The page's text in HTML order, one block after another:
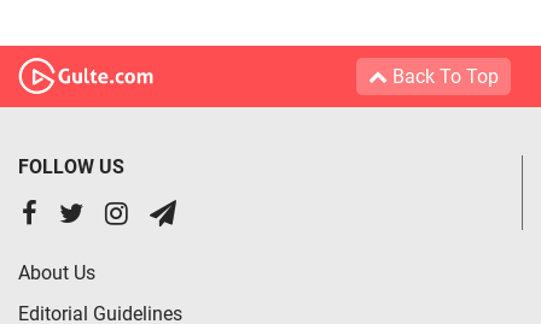
Back To Top
FOLLOW US
About Us
Editorial Guidelines